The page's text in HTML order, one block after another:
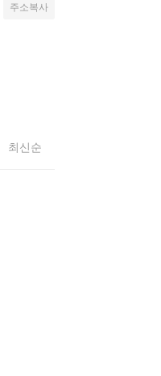
주소복사
최신순